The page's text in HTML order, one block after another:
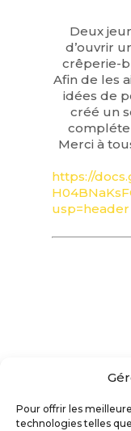
Pour offrir les
technologies telles
Deux
d’ouvrir
crêperie-
Afin de les
idées de
créé un
Merci à
https://
usp=header